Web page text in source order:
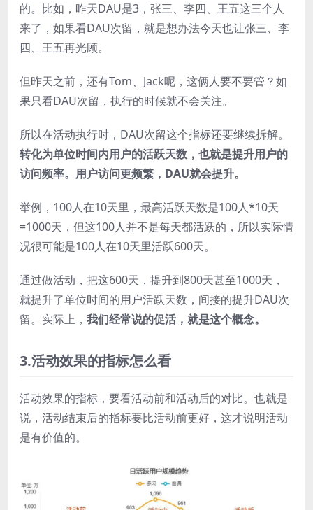
的。比如，昨天DAU是3，张三、李四、王五这三个人
来了，如果看DAU次留，就是想办法今天也让张三、李
四、王五再光顾。
但昨天之前，还有Tom、Jack呢，这俩人要不要管？如
果只看DAU次留，执行的时候就不会关注。
所以在活动执行时，DAU次留这个指标还要继续拆解。
转化为单位时间内用户的活跃天数，也就是提升用户的
访问频率。用户访问更频繁，DAU就会提升。
举例，100人在10天里，最高活跃天数是100人*10天
=1000天，但这100人并不是每天都活跃的，所以实际情
况很可能是100人在10天里活跃600天。
通过做活动，把这600天，提升到800天甚至1000天，
就提升了单位时间的用户活跃天数，间接的提升DAU次
留。实际上， 我们经常说的促活，就是这个概念。
3.活动效果的指标怎么看
活动效果的指标，要看活动前和活动后的对比。也就是
说，活动结束后的指标要比活动前更好，这才说明活动
是有价值的。